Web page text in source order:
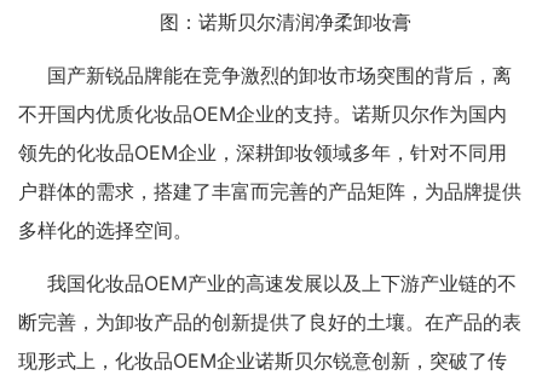
图：诺斯贝尔清润净柔卸妆膏
国产新锐品牌能在竞争激烈的卸妆市场突围的背后，离
不开国内优质化妆品OEM企业的支持。诺斯贝尔作为国内
领先的化妆品OEM企业，深耕卸妆领域多年，针对不同用
户群体的需求，搭建了丰富而完善的产品矩阵，为品牌提供
多样化的选择空间。
我国化妆品OEM产业的高速发展以及上下游产业链的不
断完善，为卸妆产品的创新提供了良好的土壤。在产品的表
现形式上，化妆品OEM企业诺斯贝尔锐意创新，突破了传